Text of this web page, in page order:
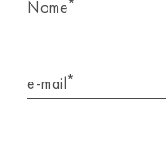
Nome
e-mail*